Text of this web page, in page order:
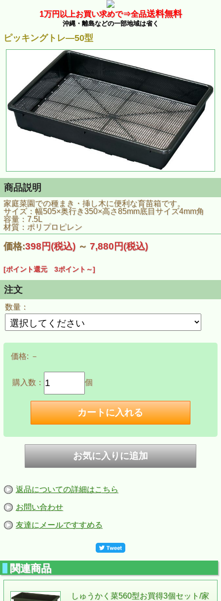
1万円以上お買い求めで⇒全品送料無料
沖縄・離島などの一部地域は省く
ピッキングトレ―50型
商品説明
家庭菜園での種まき・挿し木に便利な育苗箱です。
サイズ：幅505×奥行き350×高さ85mm底目サイズ4mm角
容量：7.5L
材質：ポリプロピレン
価格:398円(税込) ～ 7,880円(税込)
[ポイント還元 3ポイント～]
注文
数量：
価格:－
購入数： 個
返品についての詳細はこちら
お問い合わせ
友達にメールですすめる
関連商品
しゅうかく菜560型お買得3個セット/家